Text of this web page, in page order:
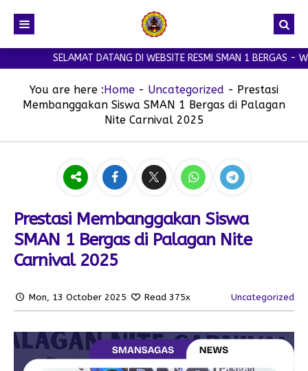
SELAMAT DATANG DI WEBSITE RESMI SMAN 1 BERGAS -
You are here :Home - Uncategorized - Prestasi
Membanggakan Siswa SMAN 1 Bergas di Palagan
Nite Carnival 2025
Prestasi Membanggakan Siswa
SMAN 1 Bergas di Palagan Nite
Carnival 2025
Mon, 13 October 2025 Read 375x Uncategorized